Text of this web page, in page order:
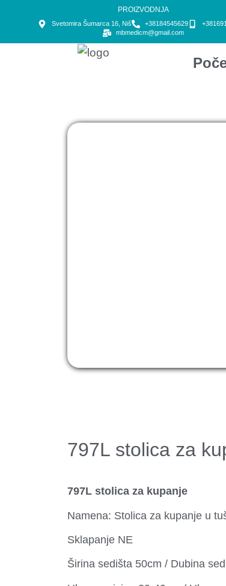
PROIZVODNJA
Svetomira Šumarca 16, Niš +38184545629
mbmedicm@gmail.com
797L stolica za
797L stolica za kupanje
Namena: Stolica za kupanje u
Sklapanje NE
Širina sedišta 50cm / Dubina